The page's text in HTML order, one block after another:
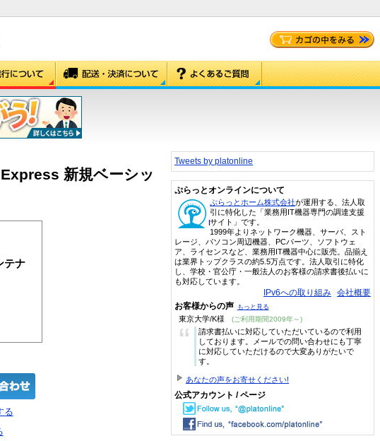
新規ベーシッ
テナ
る
Tweets by platonline
ぷらっとオンラインについて
ぷらっとホーム株式会社が運用する、法人取
引に特化した「業務用IT機器専門の調達支援
サイト」です。
1999年よりネットワーク機器、サーバ、スト
レージ、パソコン周辺機器、PCパーツ、ソフトウェ
ア、ライセンスなど、業務用IT機器中心に販売。品揃え
は業界トップクラスの約5.5万点です。法人取引に特化
し、学校・官公庁・一般法人のお客様の請求書後払いに
も対応しています。
IPv6への取り組み 会社概要
お客様からの声 もっと見る
東京大学/K様 (ご利用期間2009年～)
“
請求書払いに対応していただいているので利用
しております。メールでの問い合わせにも丁寧
に対応していただけるので大変ありがたいで
す。
あなたの声をお寄せください!
公式アカウント / ページ